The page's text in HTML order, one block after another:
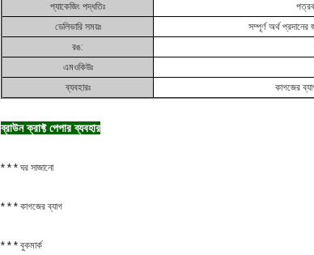
প্যাকেজিং পদ্ধতিঃ
ডেলিভারি সময়ঃ
সম্পূর্ণ অর্থ
রঙ:
এমওকিউঃ
ব্যবহারঃ
কাগজের
ব্রাউন ক্রাফ্ট পেপার ব্যবহার
* * * ঘর সাজানো
* * * কাগজের ব্যাগ
* * * বুকমার্ক